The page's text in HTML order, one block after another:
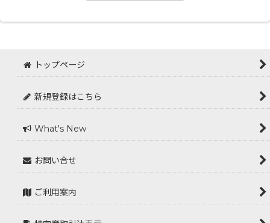
トップページ
新規登録はこちら
What's New
お問い合せ
ご利用案内